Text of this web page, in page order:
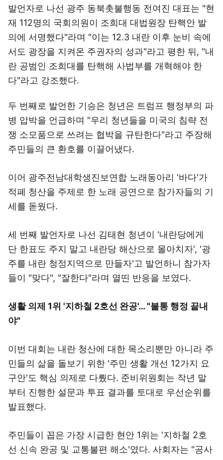
발언자로 나선 광주 동북촛불행동 전여진 대표는 "현
재 112명의 국회의원이 조희대 대법원장 탄핵안 발
의에 서명했다"라며 "이는 12.3 내란 이후 눈비 속에
서도 광장을 지켜온 주권자의 성과"라고 평한 뒤, "내
란 공범인 조희대를 탄핵해 사법부를 개혁해야 한
다"라고 강조했다.
두 번째로 발언한 기승은 청년은 트럼프 행정부의 파
병 압박을 언급하며 "우리 청년들을 미국의 침략 전
쟁 소모품으로 쓰려는 협박을 규탄한다"라고 주장해
주민들의 큰 환호를 이끌어냈다.
이어 광주전남대학생진보연합 노래동아리 '바다'가
적폐 청산을 주제로 한 노래 공연으로 참가자들의 기
세를 돋웠다.
세 번째 발언자로 나선 김태현 청년이 '내란당에게
단 한표도 주지 말고 내란당 해산으로 몰아치자', '광
주를 내란 청정지역으로 만들자'고 발언하니 참가자
들이 "맞다", "잘한다"라며 열띤 반응을 보였다.
생활 의제 1위 '지하철 2호선 완공'… "불통 행정 끝내
야"
이번 대회는 내란 청산에 대한 목소리뿐만 아니라 주
민들의 삶을 돌보기 위한 '주민 생활 개선 12가지 요
구안'도 핵심 의제로 다뤘다. 준비위원회는 작년 말
부터 진행한 설문과 투표 결과를 토대로 우선순위를
발표했다.
주민들이 꼽은 가장 시급한 현안 1위는 '지하철 2호
선 신속 완공 및 교통불편 해소'였다. 사회자는 "공사